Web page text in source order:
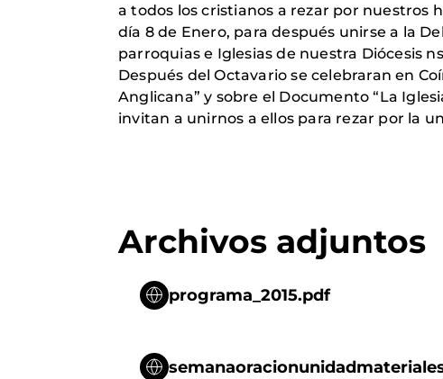
a todos los cristianos a rezar por nuestros
día 8 de Enero, para después unirse a la
parroquias e Iglesias de nuestra Diócesis
Después del Octavario se celebraran en
Anglicana” y sobre el Documento “La
invitan a unirnos a ellos para rezar por la
Archivos adjuntos
programa_2015.pdf